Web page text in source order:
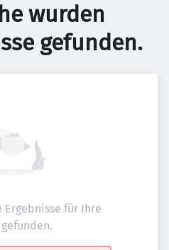
wurden
gefunden.
Ergebnisse für Ihre